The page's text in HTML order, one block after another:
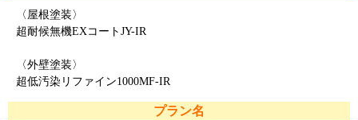
〈屋根塗装〉
超耐候無機EXコートJY-IR
〈外壁塗装〉
超低汚染リファイン1000MF-IR
プラン名